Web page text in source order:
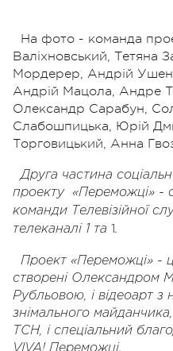
На фото - команда
Валіхновський, Тетяна
Мордерер, Андрій
Андрій Мацола, Андре
Олександр Сарабун,
Слабошпицька, Юрій
Торговицький, Анна
Друга частина
проекту «Переможці» -
команди Телевізійної
телеканалі 1 та 1.
Проект «Переможці» -
створені Олександром
Рубльовою, і відеоарт з
знімального
ТСН, і спеціальний
VIVA! Переможці.